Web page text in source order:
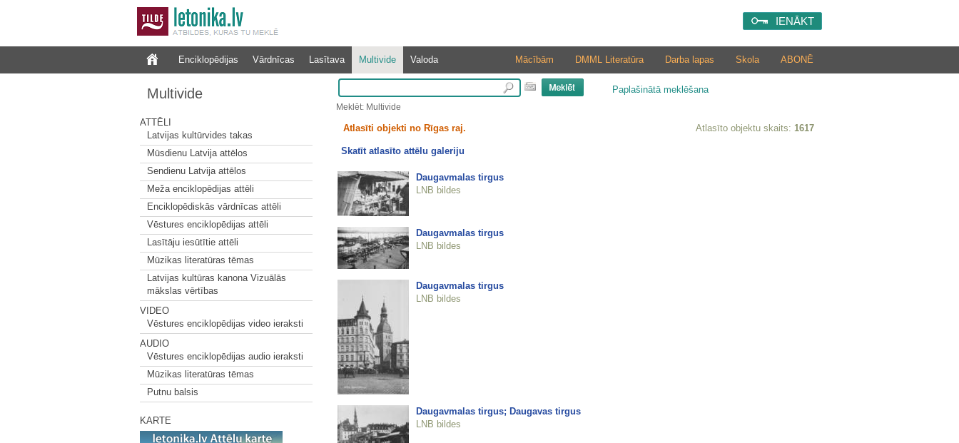
IENĀKT
Enciklopēdijas Vārdnīcas Lasītava Multivide Valoda ABONĒ
Skola
Darba lapas
DMML Literatūra
Mācībām
Multivide
ATTĒLI
Latvijas kultūrvides takas
Mūsdienu Latvija attēlos
Sendienu Latvija attēlos
Meža enciklopēdijas attēli
Enciklopēdiskās vārdnīcas attēli
Vēstures enciklopēdijas attēli
Lasītāju iesūtītie attēli
Mūzikas literatūras tēmas
Latvijas kultūras kanona Vizuālās
mākslas vērtības
VIDEO
Vēstures enciklopēdijas video ieraksti
AUDIO
Vēstures enciklopēdijas audio ieraksti
Mūzikas literatūras tēmas
Putnu balsis
KARTE
Paplašinātā meklēšana
Meklēt: Multivide
Atlasīti objekti no Rīgas raj. Atlasīto objektu skaits: 1617
Skatīt atlasīto attēlu galeriju
Daugavmalas tirgus
LNB bildes
Daugavmalas tirgus
LNB bildes
Daugavmalas tirgus
LNB bildes
Daugavmalas tirgus; Daugavas tirgus
LNB bildes